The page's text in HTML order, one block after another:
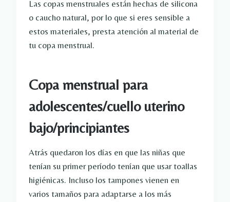
Las copas menstruales están hechas de silicona
o caucho natural, por lo que si eres sensible a
estos materiales, presta atención al material de
tu copa menstrual.
Copa menstrual para
adolescentes/cuello uterino
bajo/principiantes
Atrás quedaron los días en que las niñas que
tenían su primer período tenían que usar toallas
higiénicas. Incluso los tampones vienen en
varios tamaños para adaptarse a los más